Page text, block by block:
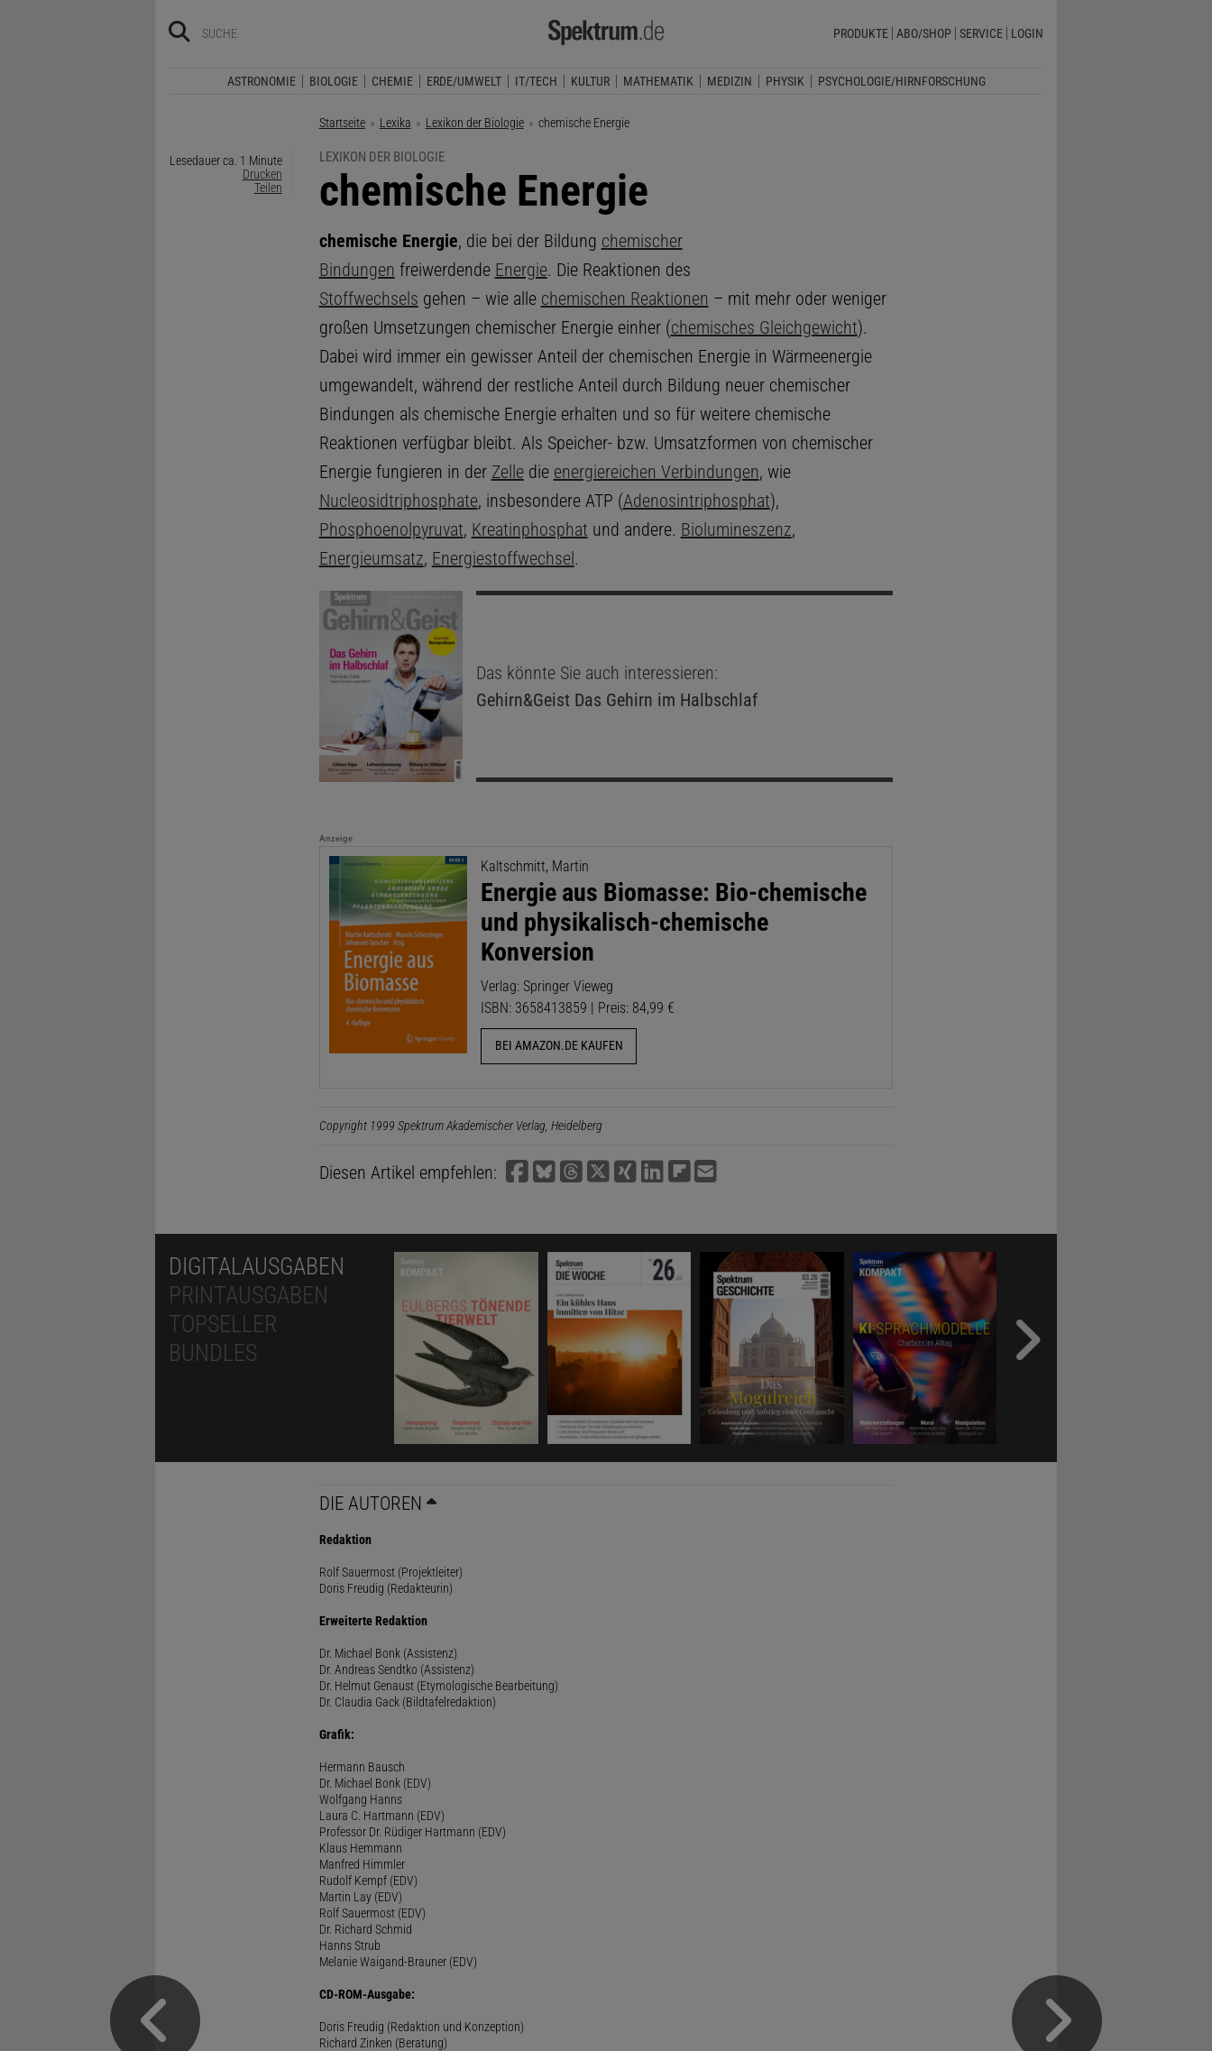
PRODUKTE ABO/SHOP SERVICE LOGIN
ASTRONOMIE BIOLOGIE CHEMIE ERDE/UMWELT IT/TECH KULTUR MATHEMATIK MEDIZIN PHYSIK PSYCHOLOGIE/HIRNFORSCHUNG
Startseite Lexika Lexikon der Biologie Aktuelle Seite:
chemische Energie
Lesedauer ca. 1 Minute
Drucken
Teilen
LEXIKON DER BIOLOGIE
:
chemische Energie
chemische Energie, die bei der Bildung chemischer
Bindungen freiwerdende Energie. Die Reaktionen des
Stoffwechsels gehen – wie alle chemischen Reaktionen – mit mehr oder weniger
großen Umsetzungen chemischer Energie einher (chemisches Gleichgewicht).
Dabei wird immer ein gewisser Anteil der chemischen Energie in Wärmeenergie
umgewandelt, während der restliche Anteil durch Bildung neuer chemischer
Bindungen als chemische Energie erhalten und so für weitere chemische
Reaktionen verfügbar bleibt. Als Speicher- bzw. Umsatzformen von chemischer
Energie fungieren in der Zelledie energiereichen Verbindungen, wie
Nucleosidtriphosphate, insbesondere ATP (Adenosintriphosphat),
Phosphoenolpyruvat, Kreatinphosphat und andere. Biolumineszenz,
Energieumsatz, Energiestoffwechsel.
Das könnte Sie auch interessieren:
Gehirn&Geist Das Gehirn im Halbschlaf
Anzeige
Kaltschmitt, Martin
Energie aus Biomasse: Bio-chemische
und physikalisch-chemische
Konversion
Verlag: Springer Vieweg
ISBN: 3658413859 | Preis: 84,99 €
BEI AMAZON.DE KAUFEN
Copyright 1999 Spektrum Akademischer Verlag, Heidelberg
Diesen Artikel empfehlen:
DIGITALAUSGABEN
PRINTAUSGABEN
TOPSELLER
BUNDLES
DIE AUTOREN
Redaktion
Rolf Sauermost (Projektleiter)
Doris Freudig (Redakteurin)
Erweiterte Redaktion
Dr. Michael Bonk (Assistenz)
Dr. Andreas Sendtko (Assistenz)
Dr. Helmut Genaust (Etymologische Bearbeitung)
Dr. Claudia Gack (Bildtafelredaktion)
Grafik:
Hermann Bausch
Dr. Michael Bonk (EDV)
Wolfgang Hanns
Laura C. Hartmann (EDV)
Professor Dr. Rüdiger Hartmann (EDV)
Klaus Hemmann
Manfred Himmler
Rudolf Kempf (EDV)
Martin Lay (EDV)
Rolf Sauermost (EDV)
Dr. Richard Schmid
Hanns Strub
Melanie Waigand-Brauner (EDV)
CD-ROM-Ausgabe:
Doris Freudig (Redaktion und Konzeption)
Richard Zinken (Beratung)